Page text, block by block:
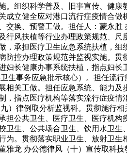
组织科学普及、旧事宣传、健
立健全应对港口流行症疫情合
换、预警工做。担任人：蒙永
风扶植等行业办理政策规范、
承担医疗卫生应急系统扶植，
控办理政策规范并监视实施。
长健康办事系统扶植，指点妇
事务应急批示核心）。担任流行
关工做。担任应急系统、能力
指点医疗机构等落实流行症疫
律例取分析监视科。贯彻施行
公共卫生、医疗卫生、医疗机
生、公共场合卫生、饮用水卫
。贯彻落实职业卫生、放射卫
龙 办公德律风（十）宣传取科